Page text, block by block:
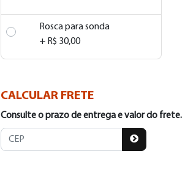
Rosca para sonda
+ R$ 30,00
CALCULAR FRETE
Consulte o prazo de entrega e valor do frete.